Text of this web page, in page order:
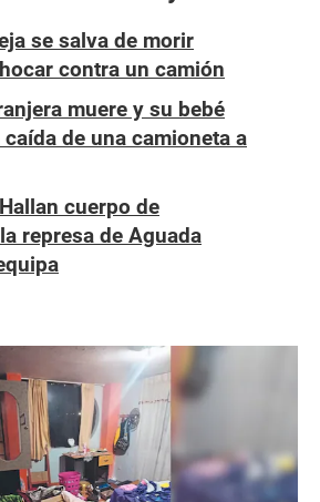
se salva de morir
contra un camión
muere y su bebé
de una camioneta a
cuerpo de
represa de Aguada